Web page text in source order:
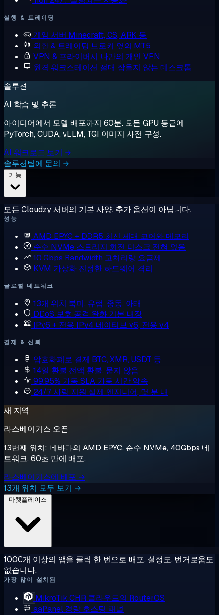
실행 & 트레이딩
게임 서버 Minecraft, CS, ARK 등
외환 & 트레이딩 브로커 옆의 MT5
VPN & 프라이버시 나만의 개인 VPN
원격 워크스테이션 절대 잠들지 않는 데스크톱
솔루션
AI 학습 및 추론
아이디어에서 모델 배포까지 60분. 모든 GPU 등급에
PyTorch, CUDA, vLLM, TGI 이미지 사전 구성.
AI 워크로드 보기 →
솔루션팀에 문의 →
모든 Cloudzy 서버의 기본 사양. 추가 옵션이 아닙니다.
성능
AMD EPYC + DDR5 최신 세대 코어와 메모리
순수 NVMe 스토리지 회전 디스크 전혀 없음
10 Gbps Bandwidth 고처리량 요금제
KVM 가상화 진정한 하드웨어 격리
글로벌 네트워크
13개 위치 북미, 유럽, 중동, 아태
DDoS 보호 공격 완화 기본 내장
IPv6 + 전용 IPv4 네이티브 v6, 전용 v4
결제 & 신뢰
암호화폐로 결제 BTC, XMR, USDT 등
14일 환불 전액 환불, 묻지 않음
99.95% 가동 SLA 가동 시간 약속
24/7 사람 지원 실제 엔지니어, 몇 분 내
새 지역
라스베이거스 오픈
13번째 위치: 네바다의 AMD EPYC, 순수 NVMe, 40Gbps 네
트워크. 60초 만에 배포.
라스베이거스에 배포 →
13개 위치 모두 보기 →
1000개 이상의 앱을 클릭 한 번으로 배포. 설정도, 번거로움도
없습니다.
가장 많이 설치됨
MikroTik CHR 클라우드의 RouterOS
aaPanel 경량 호스팅 패널